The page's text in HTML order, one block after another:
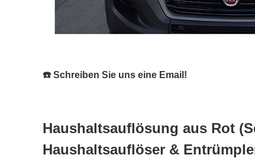
☎️ Schreiben Sie uns eine Email!
Haushaltsauflösung aus Rot
Haushaltsauflöser &